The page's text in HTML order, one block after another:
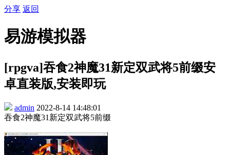
分享 返回
易游模拟器
[rpgva]吞食2神魔31新定双武将5前缀安
卓直装版,安装即玩
admin 2022-8-14 14:48:01
吞食2神魔31新定双武将5前缀